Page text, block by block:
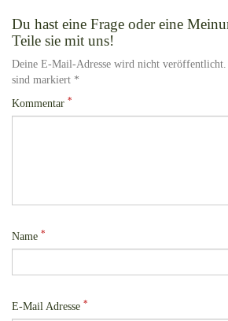
Du hast eine Frage oder eine
Teile sie mit uns!
Deine E-Mail-Adresse wird nicht
sind markiert *
Kommentar *
Name *
E-Mail Adresse *